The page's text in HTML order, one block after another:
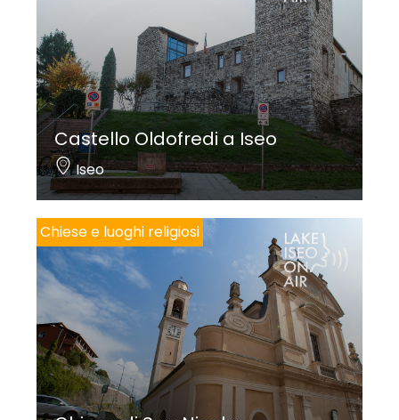
Castello Oldofredi a Iseo
Iseo
Chiese e luoghi religiosi